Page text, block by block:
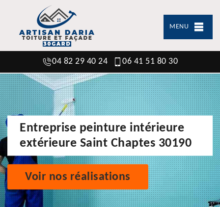
MENU
04 82 29 40 24 06 41 51 80 30
Entreprise peinture intérieure
extérieure Saint Chaptes 30190
Voir nos réalisations